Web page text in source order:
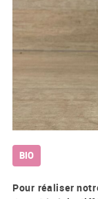
BIO
Pour réaliser